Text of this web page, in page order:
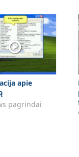
apie
pagrindai